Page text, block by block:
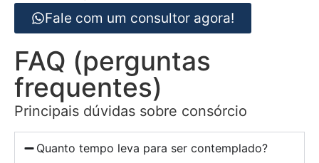
Fale com um consultor agora!
FAQ (perguntas
frequentes)
Principais dúvidas sobre consórcio
Quanto tempo leva para ser contemplado?